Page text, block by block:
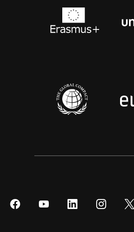
SíguenosSíguenos
SíguenosSíguenos